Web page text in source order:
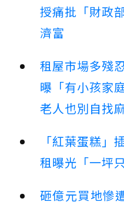
授痛批「財政
濟富
租屋市場多殘
曝「有小孩家
老人也別自找
「紅葉蛋糕」
租曝光「一坪
砸億元買地慘